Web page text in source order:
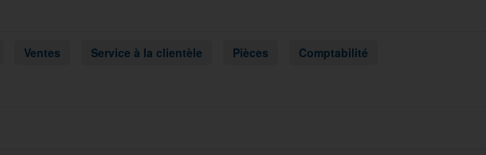
Ventes Service à la clientèle Pièces Comptabilité